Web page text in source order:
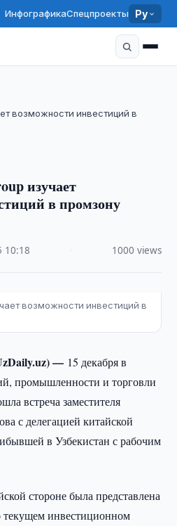
ИнфографикаСпецпроекты Ру
возможности инвестиций в
изучает
в промзону
10:18 1000 views
возможности инвестиций в
— 15 декабря в
промышленности и торговли
встреча заместителя
с делегацией китайской
в Узбекистан с рабочим
стороне была представлена
инвестиционном